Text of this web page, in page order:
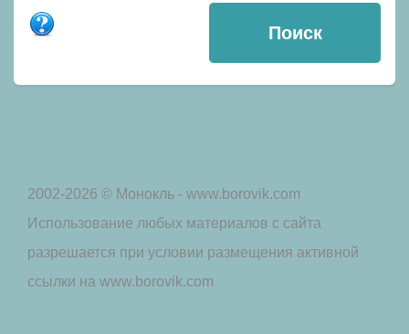
2002-2026 © Монокль - www.borovik.com
Использование любых материалов с сайта
разрешается при условии размещения активной
ссылки на www.borovik.com